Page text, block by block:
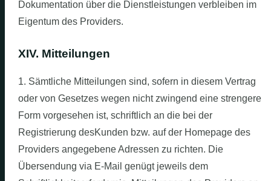
Dokumentation über die Dienstleistungen verbleiben im
Eigentum des Providers.
XIV. Mitteilungen
1. Sämtliche Mitteilungen sind, sofern in diesem Vertrag
oder von Gesetzes wegen nicht zwingend eine strengere
Form vorgesehen ist, schriftlich an die bei der
Registrierung desKunden bzw. auf der Homepage des
Providers angegebene Adressen zu richten. Die
Übersendung via E-Mail genügt jeweils dem